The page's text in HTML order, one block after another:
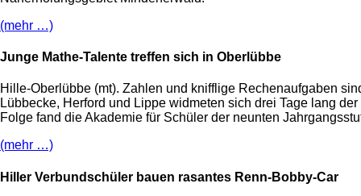
(mehr …)
Junge Mathe-Talente treffen sich in Oberlübbe
Hille-Oberlübbe (mt). Zahlen und knifflige Rechenaufgaben
Lübbecke, Herford und Lippe widmeten sich drei Tage lang
Folge fand die Akademie für Schüler der neunten
(mehr …)
Hiller Verbundschüler bauen rasantes Renn-Bobby-Car